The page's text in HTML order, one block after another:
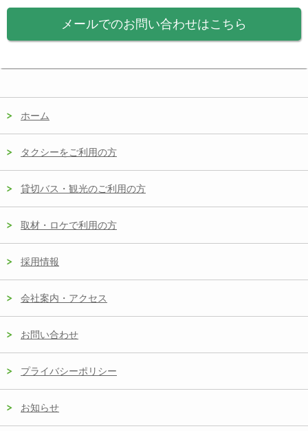
メールでのお問い合わせはこちら
ホーム
タクシーをご利用の方
貸切バス・観光のご利用の方
取材・ロケで利用の方
採用情報
会社案内・アクセス
お問い合わせ
プライバシーポリシー
お知らせ